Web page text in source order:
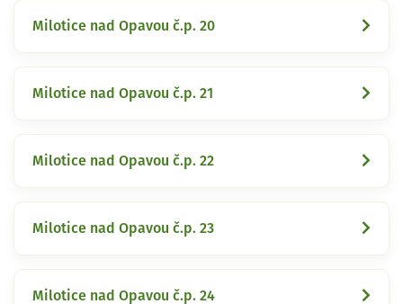
Milotice nad Opavou č.p. 20
Milotice nad Opavou č.p. 21
Milotice nad Opavou č.p. 22
Milotice nad Opavou č.p. 23
Milotice nad Opavou č.p. 24